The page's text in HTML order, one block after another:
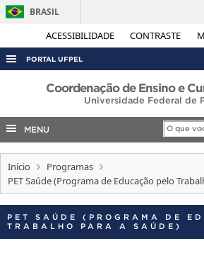
ACESSIBILIDADE CONTRASTE
BRASIL
PORTAL UFPEL
ACESSO À INFORMAÇÃO
COBALTO
CONCURSOS
EDITAIS
INTERNACIONAL
OUVIDORIA
Coordenação de Ensino e
Universidade Federal de
MENU
Início
Programas
PET Saúde (Programa de Educação pelo
PET SAÚDE (PROGRAMA DE
TRABALHO PARA A SAÚDE)